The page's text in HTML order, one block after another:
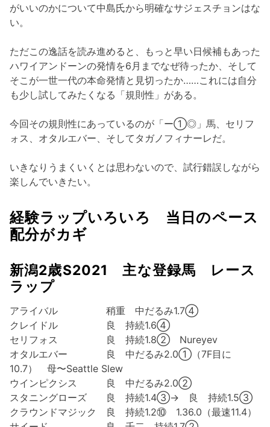
がいいのかについて中島氏から明確なサジェスチョンはな
い。
ただこの逸話を読み進めると、もっと早い日候補もあった
ハワイアンドーンの発情を6月までなぜ待ったか、そして
そこが一世一代の本命発情と見切ったか……これには自分
も少し試してみたくなる「規則性」がある。
今回その規則性にあっているのが「ー①◎」馬、セリフ
ォス、オタルエバー、そしてタガノフィナーレだ。
いきなりうまくいくとは思わないので、試行錯誤しながら
楽しんでいきたい。
経験ラップいろいろ 当日のペース
配分がカギ
新潟2歳S2021 主な登録馬 レース
ラップ
アライバル 稍重 中だるみ1.7④
クレイドル 良 持続1.6④
セリフォス 良 持続1.8② Nureyev
オタルエバー 良 中だるみ2.0①（7F目に
10.7） 母〜Seattle Slew
ウインピクシス 良 中だるみ2.0②
スタニングローズ 良 持続1.4③→ 良 持続1.5③
クラウンドマジック 良 持続1.2⑩ 1.36.0（最速11.4）